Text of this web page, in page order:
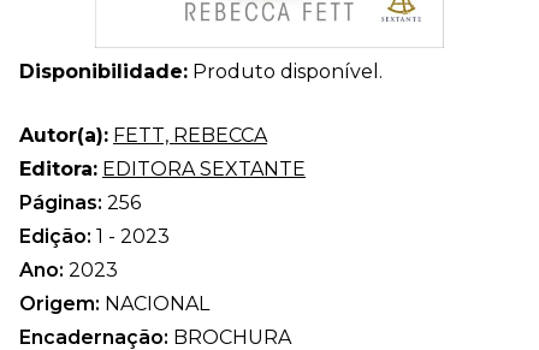
Disponibilidade: Produto disponível.
Autor(a): FETT, REBECCA
Editora: EDITORA SEXTANTE
Páginas: 256
Edição: 1 - 2023
Ano: 2023
Origem: NACIONAL
Encadernação: BROCHURA